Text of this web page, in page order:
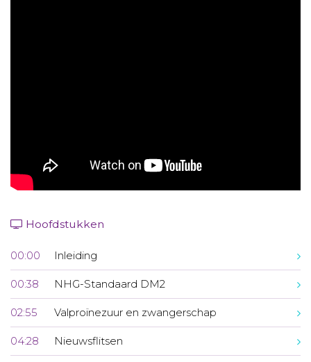
Hoofdstukken
00:00 Inleiding
00:38 NHG-Standaard DM2
02:55 Valproïnezuur en zwangerschap
04:28 Nieuwsflitsen